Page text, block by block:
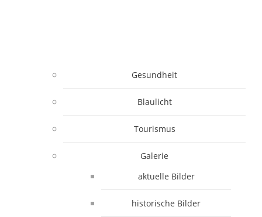
Gesundheit
Blaulicht
Tourismus
Galerie
aktuelle Bilder
historische Bilder